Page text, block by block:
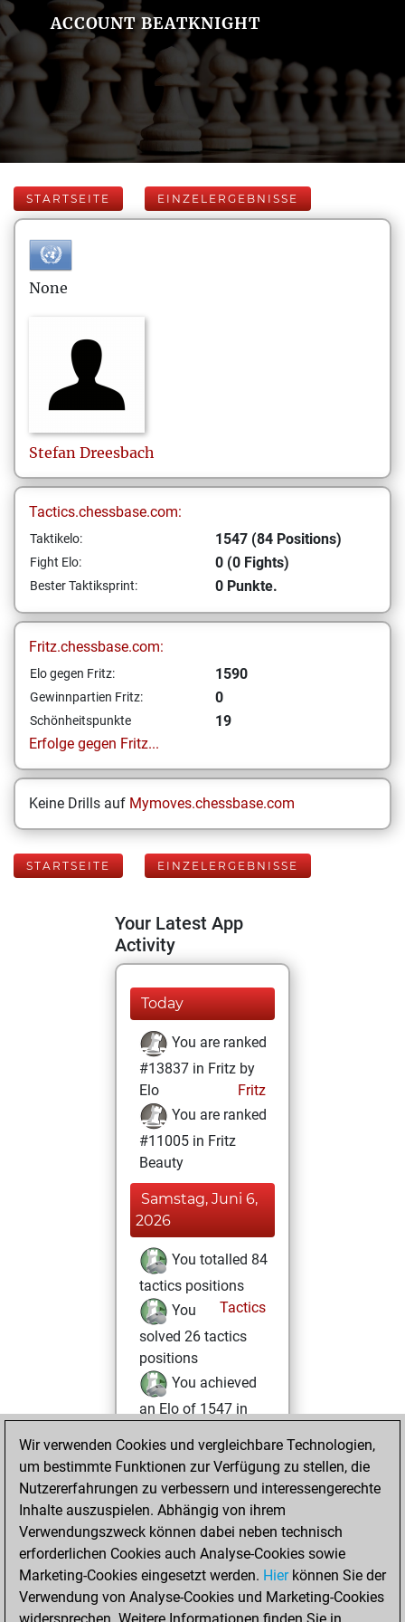
ACCOUNT BEATKNIGHT
STARTSEITE EINZELERGEBNISSE
None
Stefan Dreesbach
Tactics.chessbase.com:
Taktikelo: 1547 (84 Positions)
Fight Elo: 0 (0 Fights)
Bester Taktiksprint: 0 Punkte.
Fritz.chessbase.com:
Elo gegen Fritz: 1590
Gewinnpartien Fritz: 0
Schönheitspunkte
19
Erfolge gegen Fritz...
Keine Drills auf Mymoves.chessbase.com
STARTSEITE EINZELERGEBNISSE
Your Latest App
Activity
Today
You are ranked
#13837 in Fritz by
Elo
Fritz
You are ranked
#11005 in Fritz
Beauty
Samstag, Juni 6,
2026
You totalled 84
tactics positions
Tactics
You
solved 26 tactics
positions
You achieved
an Elo of 1547 in
Freitag, Mai 1,
2026
You achieved a
BeautyScore of 19
Fritz
You
achieved a new Elo
Wir verwenden Cookies und vergleichbare Technologien,
um bestimmte Funktionen zur Verfügung zu stellen, die
Nutzererfahrungen zu verbessern und interessengerechte
Inhalte auszuspielen. Abhängig von ihrem
Verwendungszweck können dabei neben technisch
erforderlichen Cookies auch Analyse-Cookies sowie
Marketing-Cookies eingesetzt werden. Hierkönnen Sie der
Verwendung von Analyse-Cookies und Marketing-Cookies